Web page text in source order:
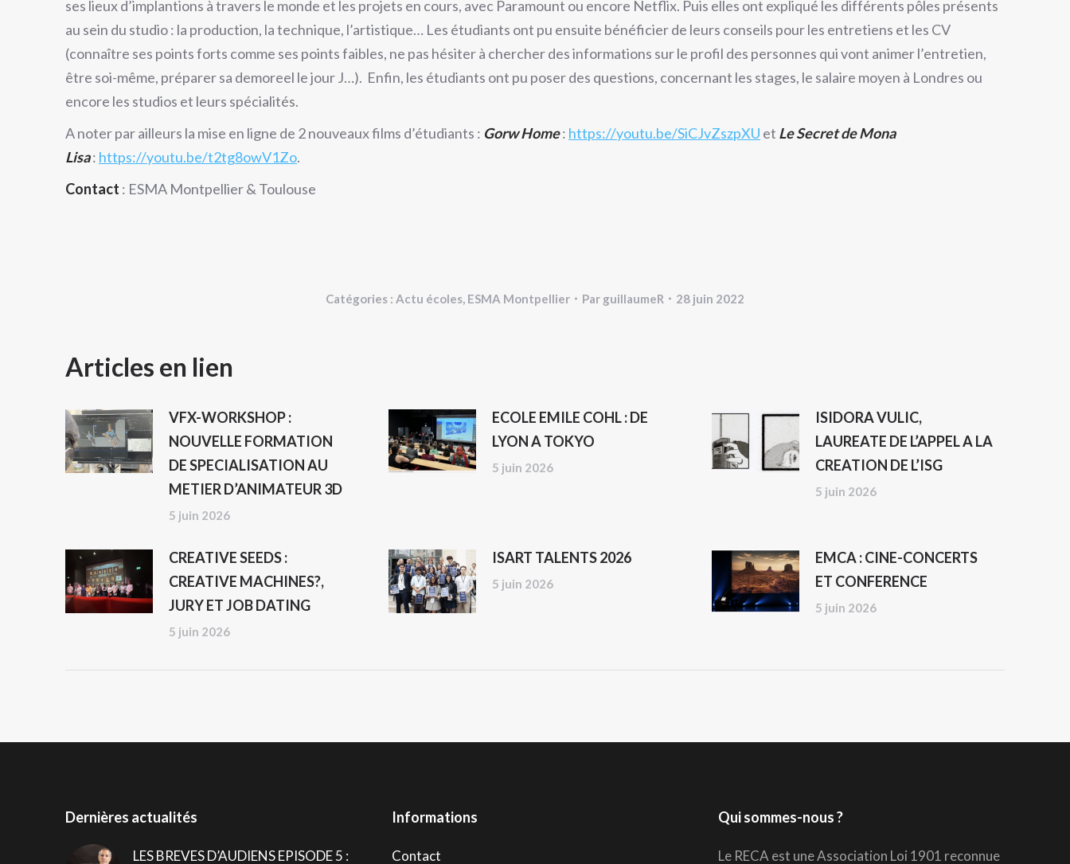
ses lieux d’implantions à travers le monde et les projets en cours, avec Paramount ou encore Netflix. Puis elles ont expliqué les différents pôles présents
au sein du studio : la production, la technique, l’artistique… Les étudiants ont pu ensuite bénéficier de leurs conseils pour les entretiens et les CV
(connaître ses points forts comme ses points faibles, ne pas hésiter à chercher des informations sur le profil des personnes qui vont animer l’entretien,
être soi-même, préparer sa demoreel le jour J…). Enfin, les étudiants ont pu poser des questions, concernant les stages, le salaire moyen à Londres ou
encore les studios et leurs spécialités.
A noter par ailleurs la mise en ligne de 2 nouveaux films d’étudiants : Gorw Home: https://youtu.be/SiCJvZszpXU et Le Secret de Mona
Lisa: https://youtu.be/t2tg8owV1Zo.
Contact : ESMA Montpellier & Toulouse
Catégories : Actu écoles, ESMA Montpellier Par guillaumeR 28 juin 2022
NAVIGATION
ARTICLE
Articles en lien
VFX-WORKSHOP :
NOUVELLE FORMATION
DE SPECIALISATION AU
METIER D’ANIMATEUR 3D
5 juin 2026
ECOLE EMILE COHL : DE
LYON A TOKYO
5 juin 2026
ISIDORA VULIC,
LAUREATE DE L’APPEL A LA
CREATION DE L’ISG
5 juin 2026
CREATIVE SEEDS :
CREATIVE MACHINES?,
JURY ET JOB DATING
5 juin 2026
ISART TALENTS 2026
5 juin 2026
EMCA : CINE-CONCERTS
ET CONFERENCE
5 juin 2026
Dernières actualités
LES BREVES D’AUDIENS EPISODE 5 :
Informations
Contact
Qui sommes-nous ?
Le RECA est une Association Loi 1901 reconnue